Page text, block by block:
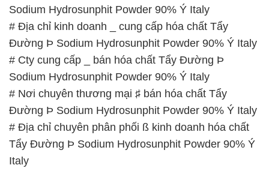
Sodium Hydrosunphit Powder 90% Ý Italy
# Địa chỉ kinh doanh _ cung cấp hóa chất Tẩy
Đường Þ Sodium Hydrosunphit Powder 90% Ý Italy
# Cty cung cấp _ bán hóa chất Tẩy Đường Þ
Sodium Hydrosunphit Powder 90% Ý Italy
# Nơi chuyên thương mại ♯ bán hóa chất Tẩy
Đường Þ Sodium Hydrosunphit Powder 90% Ý Italy
# Địa chỉ chuyên phân phối ß kinh doanh hóa chất
Tẩy Đường Þ Sodium Hydrosunphit Powder 90% Ý
Italy